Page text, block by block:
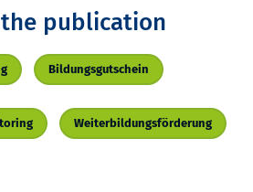
publication
Bildungsgutschein
Weiterbildungsförderung